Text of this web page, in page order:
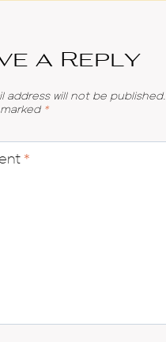
a Reply
address will not be published.
*
*